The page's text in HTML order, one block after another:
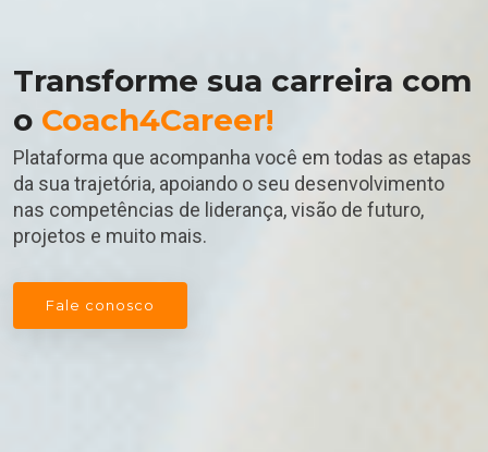
Transforme sua carreira com
o Coach4Career!
Plataforma que acompanha você em todas as etapas
da sua trajetória, apoiando o seu desenvolvimento
nas competências de liderança, visão de futuro,
projetos e muito mais.
Fale conosco